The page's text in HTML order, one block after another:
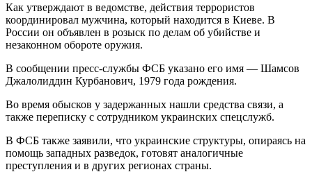
Как утверждают в ведомстве, действия террористов
координировал мужчина, который находится в Киеве. В
России он объявлен в розыск по делам об убийстве и
незаконном обороте оружия.
В сообщении пресс-службы ФСБ указано его имя — Шамсов
Джалолиддин Курбанович, 1979 года рождения.
Во время обысков у задержанных нашли средства связи, а
также переписку с сотрудником украинских спецслужб.
В ФСБ также заявили, что украинские структуры, опираясь на
помощь западных разведок, готовят аналогичные
преступления и в других регионах страны.